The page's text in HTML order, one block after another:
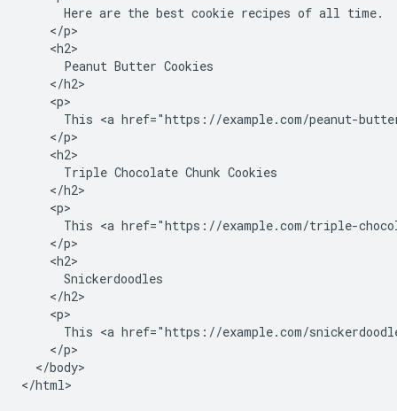
      Here are the best cookie recipes of all time.
    </p>
    <h2>
      Peanut Butter Cookies
    </h2>
    <p>
This <a href="https://example.com/peanut-
    </p>
    <h2>
      Triple Chocolate Chunk Cookies
    </h2>
    <p>
This <a href="https://example.com/triple-
    </p>
    <h2>
      Snickerdoodles
    </h2>
    <p>
This <a href="https://example.com/
    </p>
  </body>
</html>